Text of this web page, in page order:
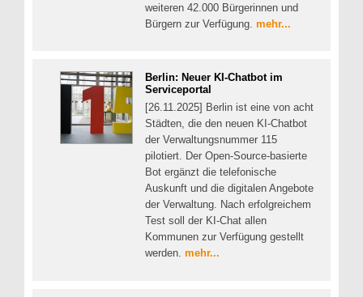
weiteren 42.000 Bürgerinnen und
Bürgern zur Verfügung. mehr...
Berlin: Neuer KI-Chatbot im
Serviceportal
[26.11.2025] Berlin ist eine von acht
Städten, die den neuen KI-Chatbot
der Verwaltungsnummer 115
pilotiert. Der Open-Source-basierte
Bot ergänzt die telefonische
Auskunft und die digitalen Angebote
der Verwaltung. Nach erfolgreichem
Test soll der KI-Chat allen
Kommunen zur Verfügung gestellt
werden. mehr...